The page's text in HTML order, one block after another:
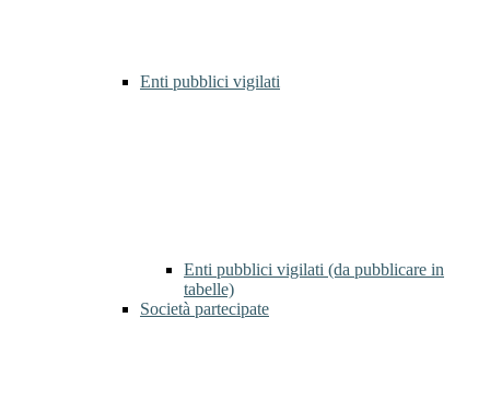
Enti pubblici vigilati
Enti pubblici vigilati (da pubblicare in
tabelle)
Società partecipate